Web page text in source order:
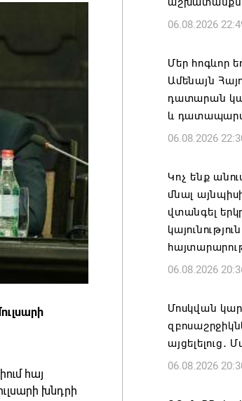
հայ
խնդրի
06.08.2026
Մեր հոգևոր
Ամենայն
դատարան
և
06.08.2026
Կոչ ենք
մնալ
վտանգել
06.08.2026
Մոսկվան
այցելելուց․
06.08.2026